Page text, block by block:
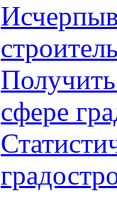
сфере